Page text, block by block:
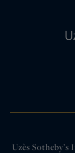
Uzès